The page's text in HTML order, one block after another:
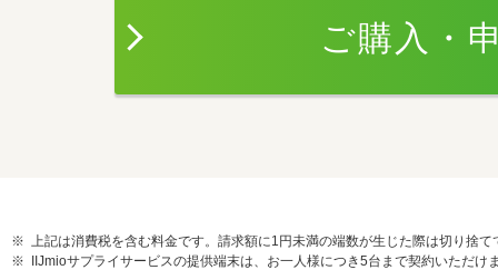
ご購入・
上記は消費税を含む料金です。請求額に1円未満の端数が生じた際は切り捨て
IIJmioサプライサービスの提供端末は、お一人様につき5台まで契約いただ